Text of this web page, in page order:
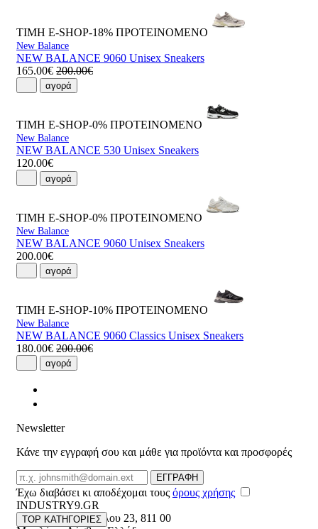
ΤΙΜΗ E-SHOP-18% ΠΡΟΤΕΙΝΟΜΕΝΟ
New Balance
NEW BALANCE 9060 Unisex Sneakers
165.00€ 200.00€
αγορά
ΤΙΜΗ E-SHOP-0% ΠΡΟΤΕΙΝΟΜΕΝΟ
New Balance
NEW BALANCE 530 Unisex Sneakers
120.00€
αγορά
ΤΙΜΗ E-SHOP-0% ΠΡΟΤΕΙΝΟΜΕΝΟ
New Balance
NEW BALANCE 9060 Unisex Sneakers
200.00€
αγορά
ΤΙΜΗ E-SHOP-10% ΠΡΟΤΕΙΝΟΜΕΝΟ
New Balance
NEW BALANCE 9060 Classics Unisex Sneakers
180.00€ 200.00€
αγορά
Newsletter
Κάνε την εγγραφή σου και μάθε για προϊόντα και προσφορές
Email
ΕΓΓΡΑΦΗ
Έχω διαβάσει κι αποδέχομαι τους όρους χρήσης
INDUSTRY9.GR
Ελευθέριου Βενιζέλου 23, 811 00
TOP ΚΑΤΗΓΟΡΙΕΣ